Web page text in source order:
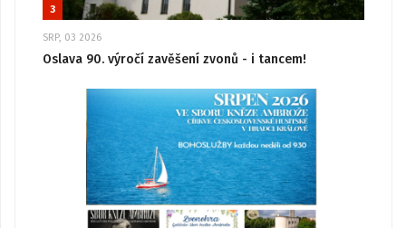
3
SRP, 03 2026
Oslava 90. výročí zavěšení zvonů - i tancem!